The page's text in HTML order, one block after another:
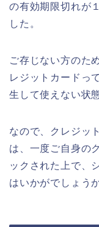
の有効期限切れが
した。
ご存じない方のた
レジットカードっ
生して使えない状
なので、クレジッ
は、一度ご自身の
ックされた上で、
はいかがでしょう